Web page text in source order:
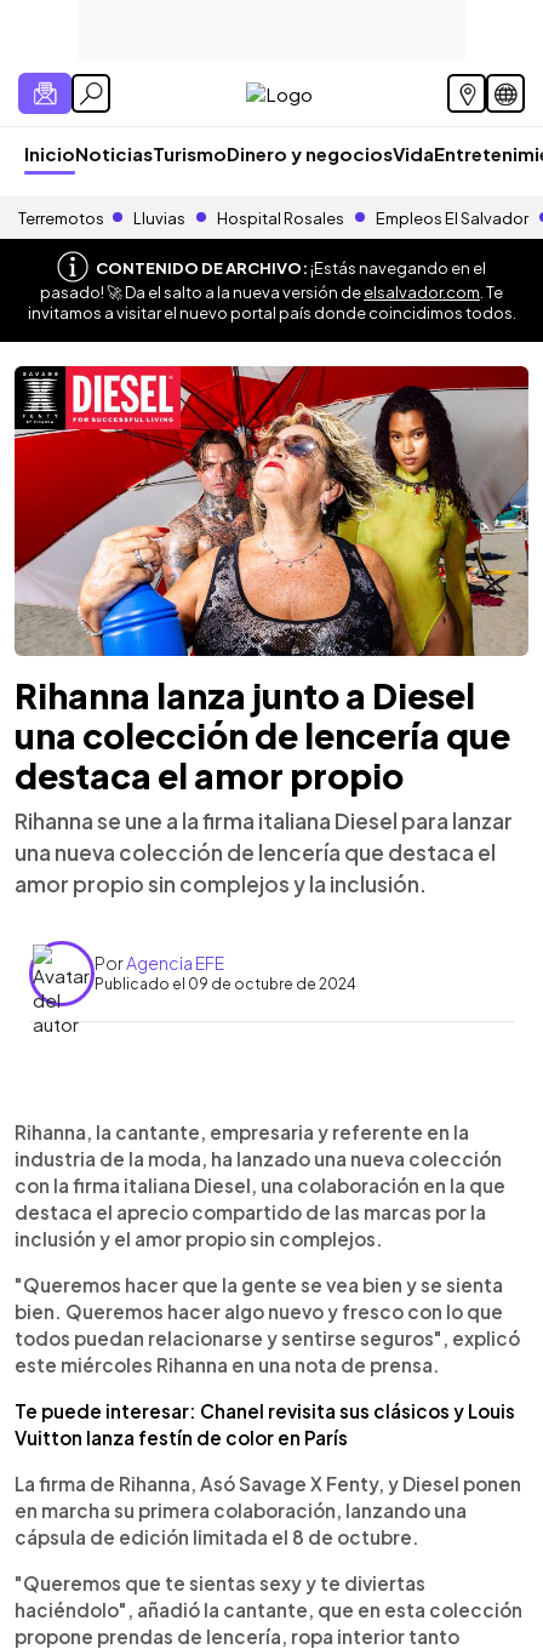
InicioNoticiasTurismoDinero y negociosVida
Terremotos Lluvias Hospital Rosales Empleos El Salvador
CONTENIDO DE ARCHIVO:¡Estás navegando en el
pasado! 🚀 Da el salto a la nueva versión deelsalvador.com . Te
invitamos a visitar el nuevo portal país donde coincidimos todos.
Rihanna lanza junto a Diesel
una colección de lencería que
destaca el amor propio
Rihanna se une a la firma italiana Diesel para lanzar
una nueva colección de lencería que destaca el
amor propio sin complejos y la inclusión.
PorAgencia EFE
Publicado el 09 de octubre de 2024
Escuchar artículo
Rihanna, la cantante, empresaria y referente en la
industria de la moda, ha lanzado una nueva colección
con la firma italiana Diesel, una colaboración en la que
destaca el aprecio compartido de las marcas por la
inclusión y el amor propio sin complejos.
"Queremos hacer que la gente se vea bien y se sienta
bien. Queremos hacer algo nuevo y fresco con lo que
todos puedan relacionarse y sentirse seguros", explicó
este miércoles Rihanna en una nota de prensa.
Te puede interesar: Chanel revisita sus clásicos y Louis
Vuitton lanza festín de color en París
La firma de Rihanna, Asó Savage X Fenty, y Diesel ponen
en marcha su primera colaboración, lanzando una
cápsula de edición limitada el 8 de octubre.
"Queremos que te sientas sexy y te diviertas
haciéndolo", añadió la cantante, que en esta colección
propone prendas de lencería, ropa interior tanto